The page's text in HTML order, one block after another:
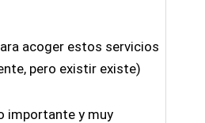
acoger estos servicios
pero existir existe)
importante y muy